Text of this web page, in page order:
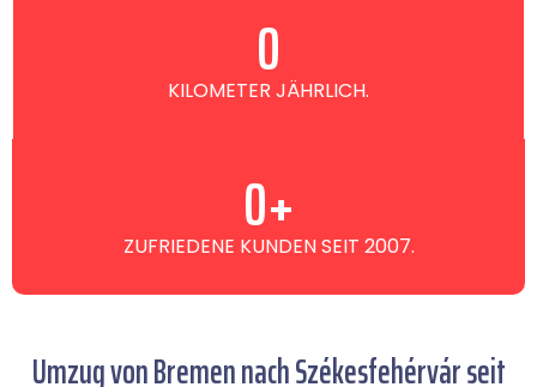
KILOMETER JÄHRLICH.
0
ZUFRIEDENE KUNDEN SEIT 2007.
0+
Umzug von Bremen nach Székesfehérvár seit